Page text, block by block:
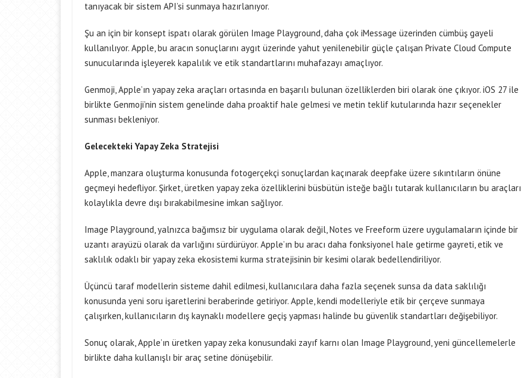
tanıyacak bir sistem API’si sunmaya hazırlanıyor.
Şu an için bir konsept ispatı olarak görülen Image Playground, daha çok iMessage üzerinden cümbüş gayeli
kullanılıyor. Apple, bu aracın sonuçlarını aygıt üzerinde yahut yenilenebilir güçle çalışan Private Cloud Compute
sunucularında işleyerek kapalılık ve etik standartlarını muhafazayı amaçlıyor.
Genmoji, Apple’ın yapay zeka araçları ortasında en başarılı bulunan özelliklerden biri olarak öne çıkıyor. iOS 27 ile
birlikte Genmoji’nin sistem genelinde daha proaktif hale gelmesi ve metin teklif kutularında hazır seçenekler
sunması bekleniyor.
Gelecekteki Yapay Zeka Stratejisi
Apple, manzara oluşturma konusunda fotogerçekçi sonuçlardan kaçınarak deepfake üzere sıkıntıların önüne
geçmeyi hedefliyor. Şirket, üretken yapay zeka özelliklerini büsbütün isteğe bağlı tutarak kullanıcıların bu araçları
kolaylıkla devre dışı bırakabilmesine imkan sağlıyor.
Image Playground, yalnızca bağımsız bir uygulama olarak değil, Notes ve Freeform üzere uygulamaların içinde bir
uzantı arayüzü olarak da varlığını sürdürüyor. Apple’ın bu aracı daha fonksiyonel hale getirme gayreti, etik ve
saklılık odaklı bir yapay zeka ekosistemi kurma stratejisinin bir kesimi olarak bedellendiriliyor.
Üçüncü taraf modellerin sisteme dahil edilmesi, kullanıcılara daha fazla seçenek sunsa da data saklılığı
konusunda yeni soru işaretlerini beraberinde getiriyor. Apple, kendi modelleriyle etik bir çerçeve sunmaya
çalışırken, kullanıcıların dış kaynaklı modellere geçiş yapması halinde bu güvenlik standartları değişebiliyor.
Sonuç olarak, Apple’ın üretken yapay zeka konusundaki zayıf karnı olan Image Playground, yeni güncellemelerle
birlikte daha kullanışlı bir araç setine dönüşebilir.